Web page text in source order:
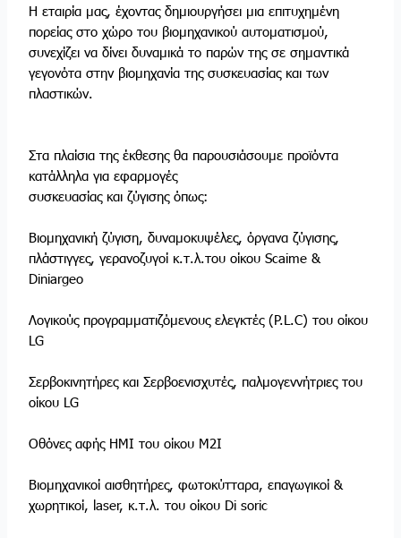
Η εταιρία μας, έχοντας δημιουργήσει μια επιτυχημένη
πορείας στο χώρο του βιομηχανικού αυτοματισμού,
συνεχίζει να δίνει δυναμικά το παρών της σε σημαντικά
γεγονότα στην βιομηχανία της συσκευασίας και των
πλαστικών.
Στα πλαίσια της έκθεσης θα παρουσιάσουμε προϊόντα
κατάλληλα για εφαρμογές
συσκευασίας και ζύγισης όπως:
Βιομηχανική ζύγιση, δυναμοκυψέλες, όργανα ζύγισης,
πλάστιγγες, γερανοζυγοί κ.τ.λ.του οίκου Scaime &
Diniargeo
Λογικούς προγραμματιζόμενους ελεγκτές (P.L.C) του οίκου
LG
Σερβοκινητήρες και Σερβοενισχυτές, παλμογεννήτριες του
οίκου LG
Οθόνες αφής HMI του οίκου M2I
Βιομηχανικοί αισθητήρες, φωτοκύτταρα, επαγωγικοί &
χωρητικοί, laser, κ.τ.λ. του οίκου Di soric